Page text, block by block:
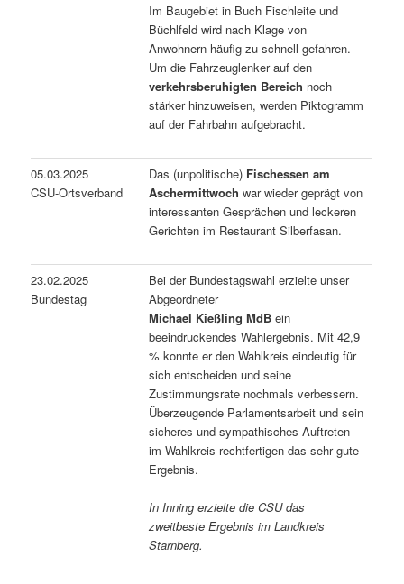
Im Baugebiet in Buch Fischleite und
Büchlfeld wird nach Klage von
Anwohnern häufig zu schnell gefahren.
Um die Fahrzeuglenker auf den
verkehrsberuhigten Bereich noch
stärker hinzuweisen, werden Piktogramm
auf der Fahrbahn aufgebracht.
05.03.2025
CSU-Ortsverband
Das (unpolitische) Fischessen am
Aschermittwoch war wieder geprägt von
interessanten Gesprächen und leckeren
Gerichten im Restaurant Silberfasan.
23.02.2025
Bundestag
Bei der Bundestagswahl erzielte unser
Abgeordneter
Michael Kießling MdB ein
beeindruckendes Wahlergebnis. Mit 42,9
% konnte er den Wahlkreis eindeutig für
sich entscheiden und seine
Zustimmungsrate nochmals verbessern.
Überzeugende Parlamentsarbeit und sein
sicheres und sympathisches Auftreten
im Wahlkreis rechtfertigen das sehr gute
Ergebnis.
In Inning erzielte die CSU das
zweitbeste Ergebnis im Landkreis
Starnberg.